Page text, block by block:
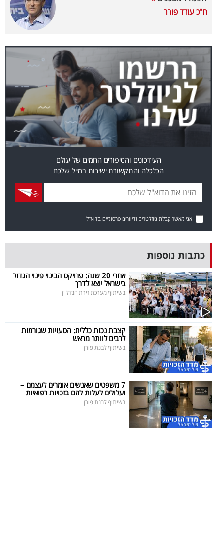
רייטינג
בריאות
תרבות
ופנאי
תיירות
הכלכלי
פודקאסט
UNDER
40
שיתופי
פעולה
דרושים
ניוזלטרים
מייל
ח"כ עודד פורר
העידכונים והסיפורים החמים של עולם
הכלכלה והתקשורת ישירות במייל שלכם
אני מאשר קבלת ניוזלטרים ודיוורים פרסומיים בדוא"ל
כתבות נוספות
אחרי 20 שנה: פרויקט הבינוי פינוי הגדול
בישראל יוצא לדרך
בשיתוף מערכת זירת הנדל"ן
קצבת נכות כללית: הטעויות שגורמות
לרבים לוותר מראש
בשיתוף לבנת פורן
7 משפטים שאנשים אומרים לעצמם –
ועלולים לעלות להם בזכויות רפואיות
בשיתוף לבנת פורן